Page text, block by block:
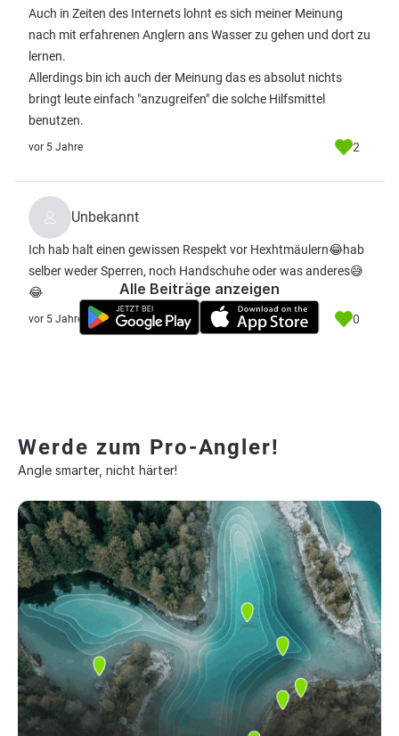
Auch in Zeiten des Internets lohnt es sich meiner Meinung
nach mit erfahrenen Anglern ans Wasser zu gehen und dort zu
lernen.
Allerdings bin ich auch der Meinung das es absolut nichts
bringt leute einfach "anzugreifen" die solche Hilfsmittel
benutzen.
vor 5 Jahre 2
Unbekannt
Ich hab halt einen gewissen Respekt vor Hexhtmäulern😂hab
selber weder Sperren, noch Handschuhe oder was anderes😅
😂
vor 5 Jahre 0
Alle Beiträge anzeigen
Werde zum Pro-Angler!
Angle smarter, nicht härter!